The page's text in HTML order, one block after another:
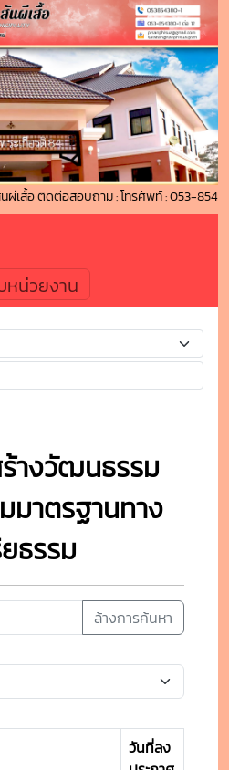
สื้อ ติดต่อสอบถาม : โทรศัพท์ : 053-
หน่วยงาน
างวัฒนธรรม
มาตรฐานทาง
ธรรม
ล้างการค้นหา
วันที่ลง